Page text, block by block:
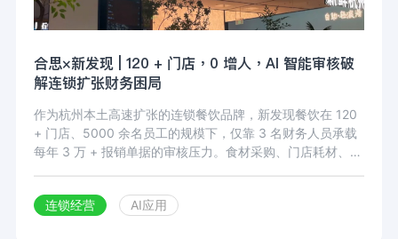
合思×新发现 | 120 + 门店，0 增人，AI 智能审核破
解连锁扩张财务困局
作为杭州本土高速扩张的连锁餐饮品牌，新发现餐饮在 120
+ 门店、5000 余名员工的规模下，仅靠 3 名财务人员承载
每年 3 万 + 报销单据的审核压力。食材采购、门店耗材、物
月、业务端抱怨频发，更无法支撑年度新增 30 家门店的扩
连锁经营 AI应用